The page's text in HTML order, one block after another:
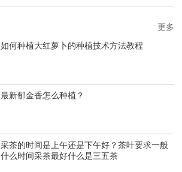
如何种植大红萝卜的种植技术方法教程
最新郁金香怎么种植？
采茶的时间是上午还是下午好？茶叶要求一般
什么时间采茶最好什么是三五茶
更多